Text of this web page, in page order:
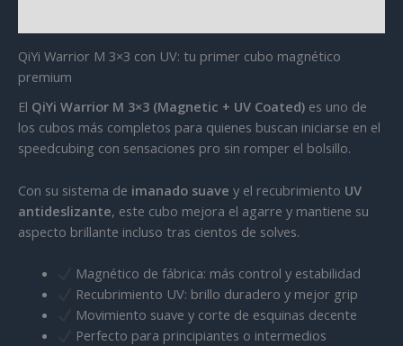
QiYi Warrior M 3×3 con UV: tu primer cubo magnético
premium
El QiYi Warrior M 3×3 (Magnetic + UV Coated) es uno de
los cubos más completos para quienes buscan iniciarse en el
speedcubing con sensaciones pro sin romper el bolsillo.
Con su sistema de imanado suave y el recubrimiento UV
antideslizante, este cubo mejora el agarre y mantiene su
aspecto brillante incluso tras cientos de solves.
Magnético de fábrica: más control y estabilidad
Recubrimiento UV: brillo duradero y mejor grip
Movimiento suave y corte de esquinas decente
Perfecto para principiantes o intermedios